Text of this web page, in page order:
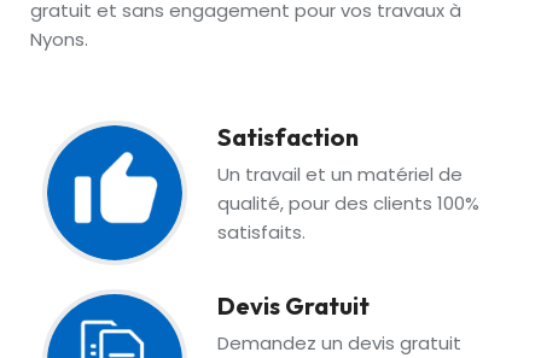
gratuit et sans engagement pour vos travaux à
Nyons.
Satisfaction
Un travail et un matériel de
qualité, pour des clients 100%
satisfaits.
Devis Gratuit
Demandez un devis gratuit